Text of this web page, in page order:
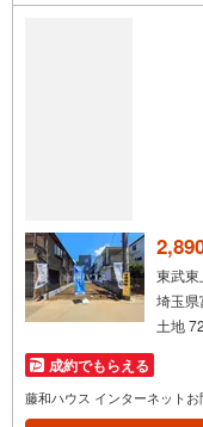
機能性に優れた設備仕様
マイタウン保谷店までお
東武
埼玉県
土地
成約でもらえる
藤和ハウス インターネット